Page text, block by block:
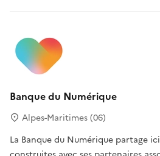
Banque du Numérique
La Banque du Numérique partage
Alpes-Maritimes (06)